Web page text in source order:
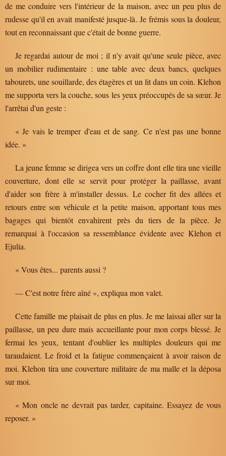
de me conduire vers l'intérieur de la maison, avec un peu plus de
rudesse qu'il en avait manifesté jusque-là. Je frémis sous la douleur,
tout en reconnaissant que c'était de bonne guerre.
Je regardai autour de moi ; il n'y avait qu'une seule pièce, avec
un mobilier rudimentaire : une table avec deux bancs, quelques
tabourets, une souillarde, des étagères et un lit dans un coin. Klehon
me supporta vers la couche, sous les yeux préoccupés de sa sœur. Je
l'arrêtai d'un geste :
« Je vais le tremper d'eau et de sang. Ce n'est pas une bonne
idée. »
La jeune femme se dirigea vers un coffre dont elle tira une vieille
couverture, dont elle se servit pour protéger la paillasse, avant
d'aider son frère à m'installer dessus. Le cocher fit des allées et
retours entre son véhicule et la petite maison, apportant tous mes
bagages qui bientôt envahirent près du tiers de la pièce. Je
remarquai à l'occasion sa ressemblance évidente avec Klehon et
Ejulia.
« Vous êtes... parents aussi ?
— C'est notre frère aîné », expliqua mon valet.
Cette famille me plaisait de plus en plus. Je me laissai aller sur la
paillasse, un peu dure mais accueillante pour mon corps blessé. Je
fermai les yeux, tentant d'oublier les multiples douleurs qui me
taraudaient. Le froid et la fatigue commençaient à avoir raison de
moi. Klehon tira une couverture militaire de ma malle et la déposa
sur moi.
« Mon oncle ne devrait pas tarder, capitaine. Essayez de vous
reposer. »